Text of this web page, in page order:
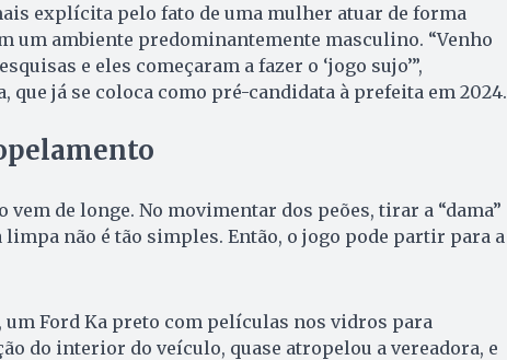
explícita pelo fato de uma mulher atuar de forma
um ambiente predominantemente masculino. “Venho
e eles começaram a fazer o ‘jogo sujo’”,
que já se coloca como pré-candidata à prefeita em 2024.
vem de longe. No movimentar dos peões, tirar a “dama”
não é tão simples. Então, o jogo pode partir para a
um Ford Ka preto com películas nos vidros para
do interior do veículo, quase atropelou a vereadora, e